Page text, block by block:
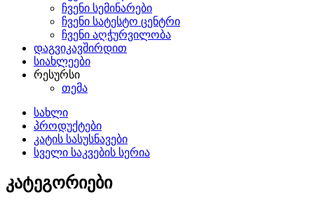
ჩვენი სემინარები
ჩვენი სატესტო ცენტრი
ჩვენი აღჭურვილობა
დაგვიკავშირდით
სიახლეები
რესურსი
თემა
სახლი
პროდუქტები
კატის სასუსნავები
სველი საკვების სერია
კატეგორიები